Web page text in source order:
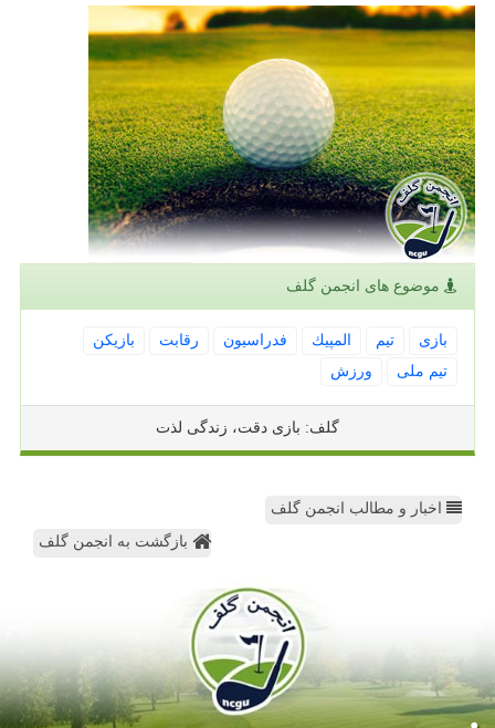
موضوع های انجمن گلف
بازی تیم المپیك فدراسیون رقابت
بازیكن
تیم ملی
ورزش
گلف: بازی دقت، زندگی لذت
اخبار و مطالب انجمن گلف
بازگشت به انجمن گلف